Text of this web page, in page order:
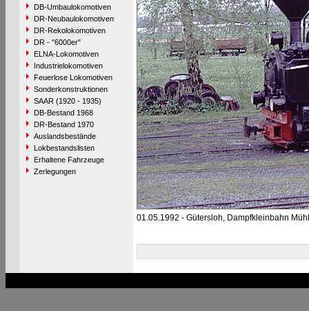
DB-Umbaulokomotiven
DR-Neubaulokomotiven
DR-Rekolokomotiven
DR - "6000er"
ELNA-Lokomotiven
Industrielokomotiven
Feuerlose Lokomotiven
Sonderkonstruktionen
SAAR (1920 - 1935)
DB-Bestand 1968
DR-Bestand 1970
Auslandsbestände
Lokbestandslisten
Erhaltene Fahrzeuge
Zerlegungen
01.05.1992 - Gütersloh, Dampfkleinbahn